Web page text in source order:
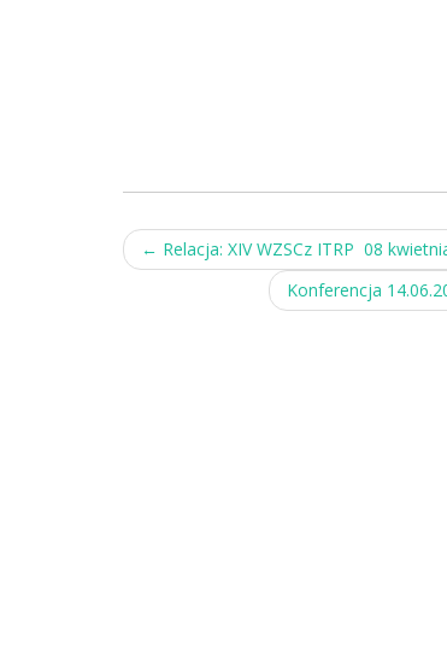
Post
navigation
← Relacja: XIV WZSCz ITRP 08
Konferencja